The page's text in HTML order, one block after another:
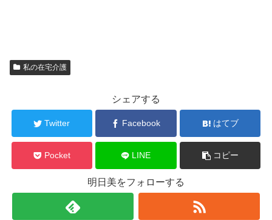
私の在宅介護
シェアする
Twitter Facebook はてブ
Pocket LINE コピー
明日美をフォローする